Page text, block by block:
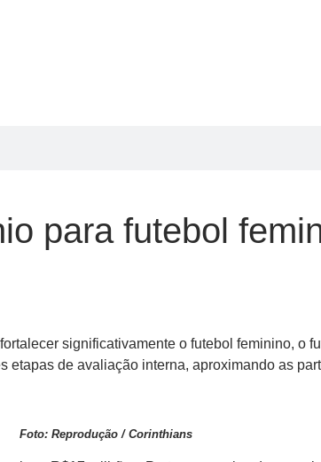
para futebol
significativamente o futebol feminino, o
de avaliação interna, aproximando as
Foto: Reprodução / Corinthians